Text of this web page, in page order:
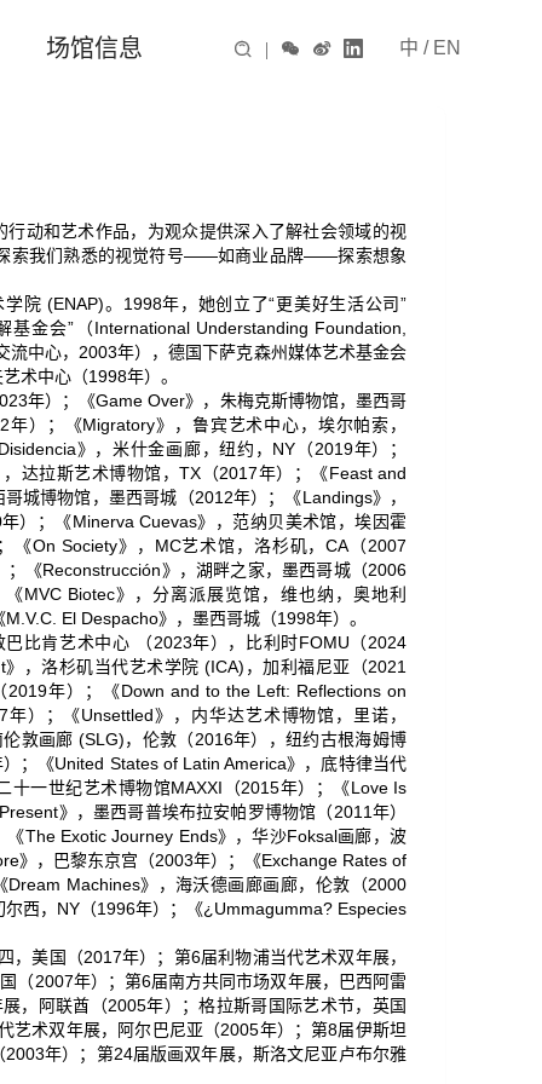
中 / EN
 |   
场馆信息
动和艺术作品，为观众提供深入了解社会领域的视
索我们熟悉的视觉符号——如商业品牌——探索想象
院 (ENAP)。1998年，她创立了“更美好生活公司”
金会”（International Understanding Foundation,
中心，2003年），德国下萨克森州媒体艺术基金会
术中心（1998年）。
年）；《Game Over》，朱梅克斯博物馆，墨西哥
）；《Migratory》，鲁宾艺术中心，埃尔帕索，
》，米什金画廊，纽约，NY（2019年）；
达拉斯艺术博物馆，TX（2017年）；《Feast and
城博物馆，墨西哥城（2012年）；《Landings》，
）；《Minerva Cuevas》，范纳贝美术馆，埃因霍
On Society》，MC艺术馆，洛杉矶，CA（2007
《Reconstrucción》，湖畔之家，墨西哥城（2006
MVC Biotec》，分离派展览馆，维也纳，奥地利
El Despacho》，墨西哥城（1998年）。
比肯艺术中心 （2023年），比利时FOMU（2024
，洛杉矶当代艺术学院 (ICA)，加利福尼亚（2021
年）；《Down and to the Left: Reflections on
）；《Unsettled》，内华达艺术博物馆，里诺，
敦画廊 (SLG)，伦敦（2016年），纽约古根海姆博
；《United States of Latin America》，底特律当代
一世纪艺术博物馆MAXXI（2015年）；《Love Is
》，墨西哥普埃布拉安帕罗博物馆（2011年）
The Exotic Journey Ends》，华沙Foksal画廊，波
》，巴黎东京宫（2003年）；《Exchange Rates of
Machines》，海沃德画廊画廊，伦敦（2000
西，NY（1996年）；《¿Ummagumma? Especies
美国（2017年）；第6届利物浦当代艺术双年展，
（2007年）；第6届南方共同市场双年展，巴西阿雷
，阿联酋（2005年）；格拉斯哥国际艺术节，英国
艺术双年展，阿尔巴尼亚（2005年）；第8届伊斯坦
年）；第24届版画双年展，斯洛文尼亚卢布尔雅